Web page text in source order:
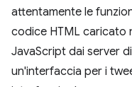
attentamente le
codice HTML caricato
JavaScript dai server
un'interfaccia per i